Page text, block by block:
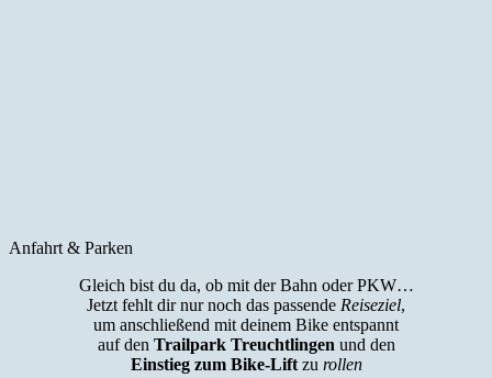
Anfahrt & Parken
Gleich bist du da, ob mit der Bahn oder PKW…
Jetzt fehlt dir nur noch das passende Reiseziel,
um anschließend mit deinem Bike entspannt
auf den Trailpark Treuchtlingen und den
Einstieg zum Bike-Liftzu rollen